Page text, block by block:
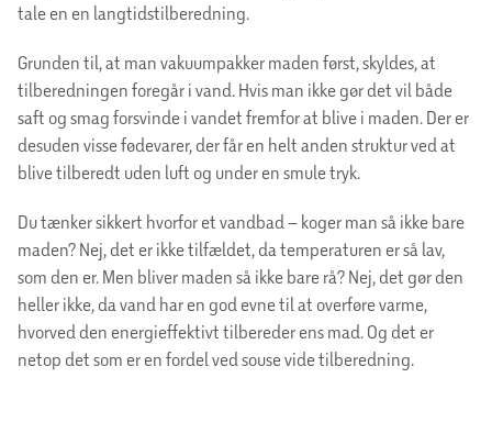
tale en en langtidstilberedning.
Grunden til, at man vakuumpakker maden først, skyldes, at
tilberedningen foregår i vand. Hvis man ikke gør det vil både
saft og smag forsvinde i vandet fremfor at blive i maden. Der er
desuden visse fødevarer, der får en helt anden struktur ved at
blive tilberedt uden luft og under en smule tryk.
Du tænker sikkert hvorfor et vandbad – koger man så ikke bare
maden? Nej, det er ikke tilfældet, da temperaturen er så lav,
som den er. Men bliver maden så ikke bare rå? Nej, det gør den
heller ikke, da vand har en god evne til at overføre varme,
hvorved den energieffektivt tilbereder ens mad. Og det er
netop det som er en fordel ved souse vide tilberedning.